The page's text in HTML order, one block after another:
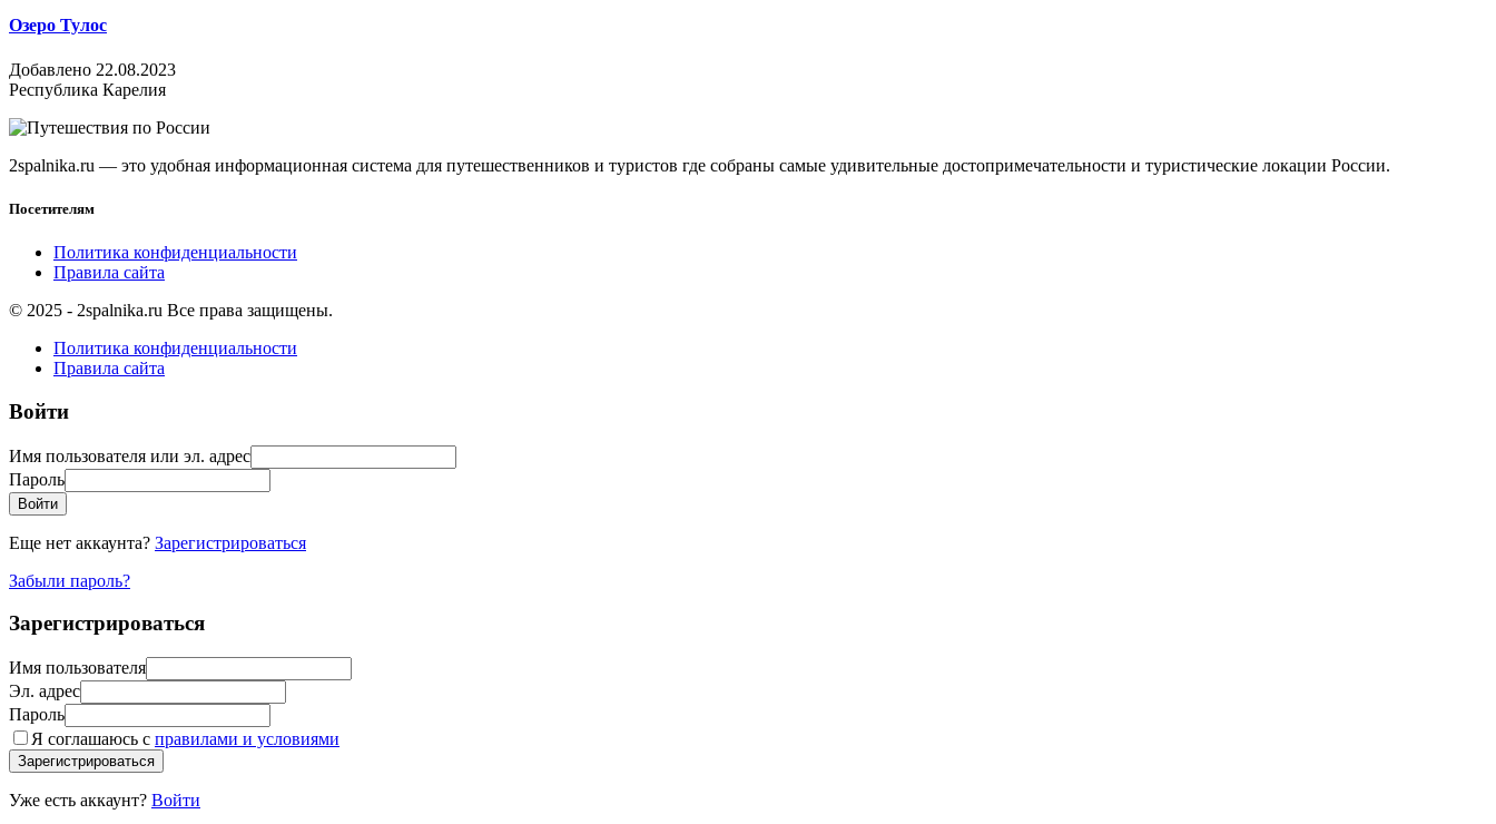
Озеро Тулос
Добавлено 22.08.2023
Республика Карелия
2spalnika.ru — это удобная информационная система для путешественников и туристов где собраны самые удивительные достопримечательности и туристические локации России.
Посетителям
Политика конфиденциальности
Правила сайта
© 2025 - 2spalnika.ru Все права защищены.
Политика конфиденциальности
Правила сайта
Войти
Имя пользователя или эл. адрес
Пароль
Войти
Еще нет аккаунта? Зарегистрироваться
Забыли пароль?
Зарегистрироваться
Имя пользователя
Эл. адрес
Пароль
Я соглашаюсь с правилами и условиями
Зарегистрироваться
Уже есть аккаунт? Войти